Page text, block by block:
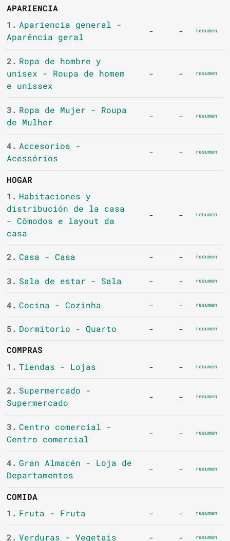
APARIENCIA
1. Apariencia general -
Aparência geral
- - resumen
2. Ropa de hombre y
unisex - Roupa de homem
e unissex
- - resumen
3. Ropa de Mujer - Roupa
de Mulher
- - resumen
4. Accesorios -
Acessórios
- - resumen
HOGAR
1. Habitaciones y
distribución de la casa
- Cômodos e layout da
casa
- - resumen
2. Casa - Casa - - resumen
3. Sala de estar - Sala - - resumen
4. Cocina - Cozinha - - resumen
5. Dormitorio - Quarto - - resumen
COMPRAS
1. Tiendas - Lojas - - resumen
2. Supermercado -
Supermercado
- - resumen
3. Centro comercial -
Centro comercial
- - resumen
4. Gran Almacén - Loja de
Departamentos
- - resumen
COMIDA
1. Fruta - Fruta - - resumen
2. Verduras - Vegetais - - resumen